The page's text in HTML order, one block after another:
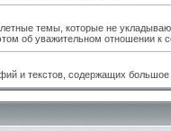
темы, которые не
об уважительном отношении к
и текстов, содержащих